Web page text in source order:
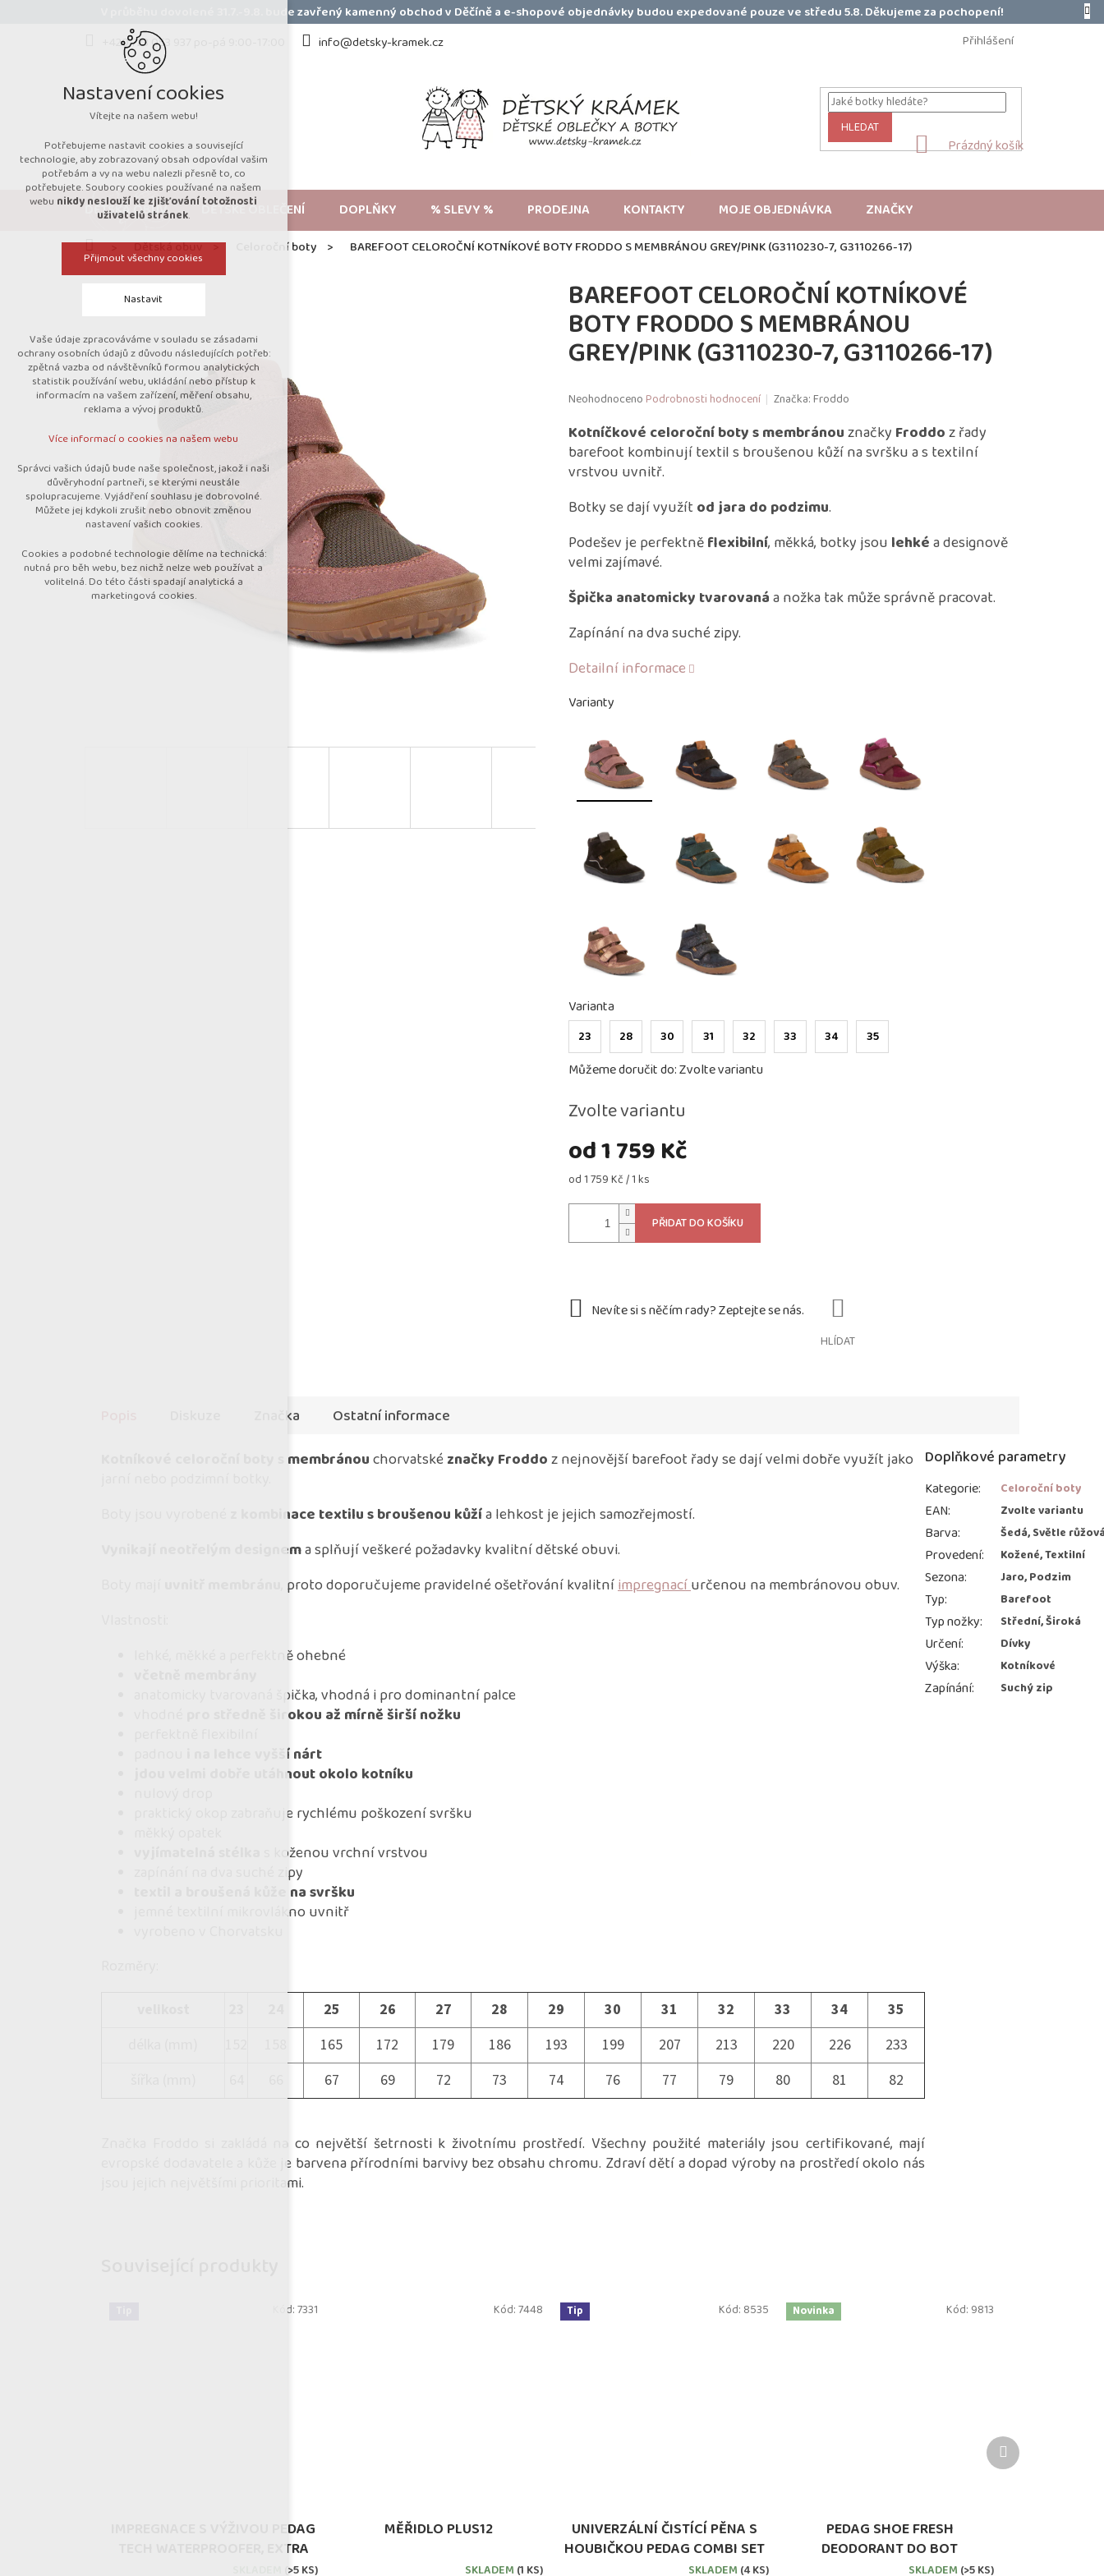
V průběhu dovolené 31.7.-9.8. bude zavřený kamenný obchod v Děčíně a e-shopové objednávky budou expedované pouze ve středu 5.8. Děkujeme za pochopení!
+420 723 053 937 po-pá 9:00-17:00
info@detsky-kramek.cz Přihlášení
HLEDAT
NÁKUPNÍ
Prázdný košík
DĚTSKÁ OBUV DĚTSKÉ OBLEČENÍ DOPLŇKY % SLEVY % PRODEJNA KONTAKTY MOJE OBJEDNÁVKA ZNAČKY
DomůDětská obuv Celoroční boty BAREFOOT CELOROČNÍ KOTNÍKOVÉ BOTY FRODDO S MEMBRÁNOU GREY/PINK (G3110230-7, G3110266-17)
BAREFOOT CELOROČNÍ KOTNÍKOVÉ
BOTY FRODDO S MEMBRÁNOU
GREY/PINK (G3110230-7, G3110266-17)
Průměrné
produktu
je
0,0
z
hvězdiček.
NeohodnocenoPodrobnosti hodnocení Značka:Froddo
od1 759 Kč
Měrná
od 1 759 Kč / 1 ks
Zvolte variantu
Varianty
Varianta
23 28 30 31 32 33 34 35
Můžeme doručit do:Zvolte variantu
PŘIDAT DO KOŠÍKU
Kotníčkové celoroční boty s membránouznačky Froddoz řady
barefoot kombinují textil s broušenou kůží na svršku a s textilní
vrstvou uvnitř.
Botky se dají využít od jara do podzimu.
Podešev je perfektněflexibilní, měkká, botky jsou lehkéa designově
velmi zajímavé.
Špička anatomicky tvarovanáa nožka tak může správně pracovat.
Zapínání na dva suché zipy.
Detailní informace
HLÍDAT
IMPREGNACE S VÝŽIVOU PEDAG
TECH WATERPROOFER, EXTRA
(>5 KS)
Kód:7331
MĚŘIDLO PLUS12
SKLADEM (1 KS)
Kód:7448 Tip
UNIVERZÁLNÍ ČISTÍCÍ PĚNA S
HOUBIČKOU PEDAG COMBI SET
SKLADEM (4 KS)
Kód: 8535 Novinka
PEDAG SHOE FRESH
DEODORANT DO BOT
SKLADEM (>5 KS)
Kód: 9813
Další
produkt
Značka
Ostatní informace
Kotníkové celoroční boty s membránouchorvatské značky Froddoz nejnovější barefoot řady se dají velmi dobře využít jako
z kombinace textilu s broušenou kůžía lehkost je jejich samozřejmostí.
Vynikají neotřelým designema splňují veškeré požadavky kvalitní dětské obuvi.
, proto doporučujeme pravidelné ošetřování kvalitníimpregnacíurčenou na membránovou obuv.
lehké, měkké a perfektně ohebné
anatomicky tvarovaná špička, vhodná i pro dominantní palce
pro středně širokou až mírně širší nožku
i na lehce vyšší nárt
jdou velmi dobře utáhnout okolo kotníku
praktický okop zabraňuje rychlému poškození svršku
s koženou vrchní vrstvou
zapínání na dva suché zipy
textil a broušená kůže na svršku
jemné textilní mikrovlákno uvnitř
25 26 27 28 29 30 31 32 33 34
35
165 172 179 186 193 199 207 213 220 226
233
67 69 72 73 74 76 77 79 80 81 82
Značka Froddo si zakládá na co největší šetrnosti k životnímu prostředí. Všechny použité materiály jsou certifikované, mají
evropské dodavatele a kůže je barvena přírodními barvivy bez obsahu chromu. Zdraví dětí a dopad výroby na prostředí okolo nás
jsou jejich největšími prioritami.
Doplňkové parametry
Kategorie: Celoroční boty
EAN: Zvolte variantu
Barva: Šedá, Světle
Provedení: Kožené, Textilní
Sezona: Jaro, Podzim
Typ: Barefoot
Typ nožky: Střední, Široká
Určení: Dívky
Výška: Kotníkové
Zapínání: Suchý zip
Nastavení cookies
Vítejte na našem webu!
Potřebujeme nastavit cookies a související
technologie, aby zobrazovaný obsah odpovídal vašim
potřebám a vy na webu nalezli přesně to, co
potřebujete. Soubory cookies používané na našem
webu nikdy neslouží ke zjišťování totožnosti
uživatelů stránek.
Přijmout všechny cookies
Nastavit
Technická cookies
nutná pro provozování webu
udržení kontextu stránek (session):
případná přihlášení, volby jazyka, apod.
návštěvnosti
marketingová cookies (Google)
Více informací o cookies na našem webu
Přijmout všechny cookies
Odmítnout vše
Vaše údaje zpracováváme v souladu se zásadami
ochrany osobních údajů z důvodu následujících potřeb:
zpětná vazba od návštěvníků formou analytických
statistik používání webu, ukládání nebo přístup k
informacím na vašem zařízení, měření obsahu,
reklama a vývoj produktů.
Více informací o cookies na našem webu
Správci vašich údajů bude naše společnost, jakož i naši
důvěryhodní partneři, se kterými neustále
spolupracujeme. Vyjádření souhlasu je dobrovolné.
Můžete jej kdykoli zrušit nebo obnovit změnou
nastavení vašich cookies.
Cookies a podobné technologie dělíme na technická:
nutná pro běh webu, bez nichž nelze web používat a
volitelná. Do této části spadají analytická a
marketingová cookies.